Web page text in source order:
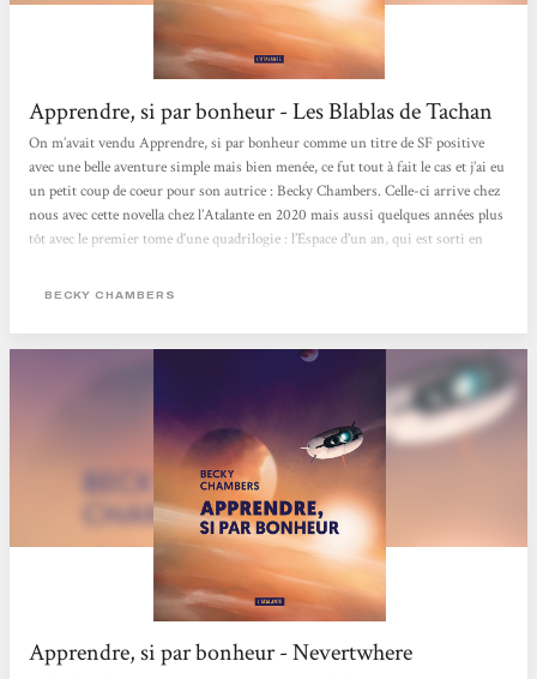
Apprendre, si par bonheur - Les Blablas de Tachan
On m’avait vendu Apprendre, si par bonheur comme un titre de SF positive
avec une belle aventure simple mais bien menée, ce fut tout à fait le cas et j’ai eu
un petit coup de coeur pour son autrice : Becky Chambers. Celle-ci arrive chez
nous avec cette novella chez l’Atalante en 2020 mais aussi quelques années plus
tôt avec le premier tome d’une quadrilogie : l’Espace d’un an, qui est sorti en
chaque fois, je trouve que les résumés de ses titres ne paient pas de mine, mais
BECKY CHAMBERS
Apprendre, si par bonheur - Nevertwhere